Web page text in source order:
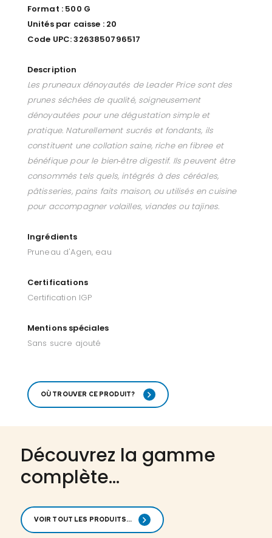
Format : 500 G
Unités par caisse : 20
Code UPC: 3263850796517
Description
Les pruneaux dénoyautés de Leader Price sont des
prunes séchées de qualité, soigneusement
dénoyautées pour une dégustation simple et
pratique. Naturellement sucrés et fondants, ils
constituent une collation saine, riche en fibree et
bénéfique pour le bien‑être digestif. Ils peuvent être
consommés tels quels, intégrés à des céréales,
pâtisseries, pains faits maison, ou utilisés en cuisine
pour accompagner volailles, viandes ou tajines.
Ingrédients
Pruneau d'Agen, eau
Certifications
Certification IGP
Mentions spéciales
Sans sucre ajouté
OÙ TROUVER CE PRODUIT?
Découvrez la gamme
complète...
VOIR TOUT LES PRODUITS...